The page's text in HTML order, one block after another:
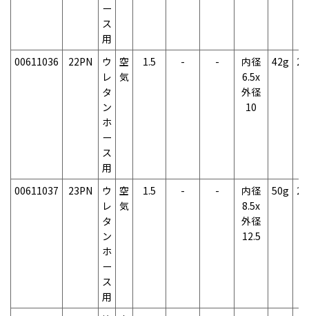
ー
ス
用
00611036 22PN
ウ
レ
タ
ン
ホ
ー
ス
用
空
気
1.5 - -
内径
6.5x
外径
10
42g
00611037 23PN
ウ
レ
タ
ン
ホ
ー
ス
用
空
気
1.5 - -
内径
8.5x
外径
12.5
50g